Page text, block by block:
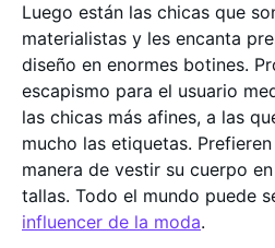
Luego están las chicas que
materialistas y les encanta
diseño en enormes botines.
escapismo para el usuario
las chicas más afines, a las
mucho las etiquetas.
manera de vestir su cuerpo
tallas. Todo el mundo puede
influencer de la moda.